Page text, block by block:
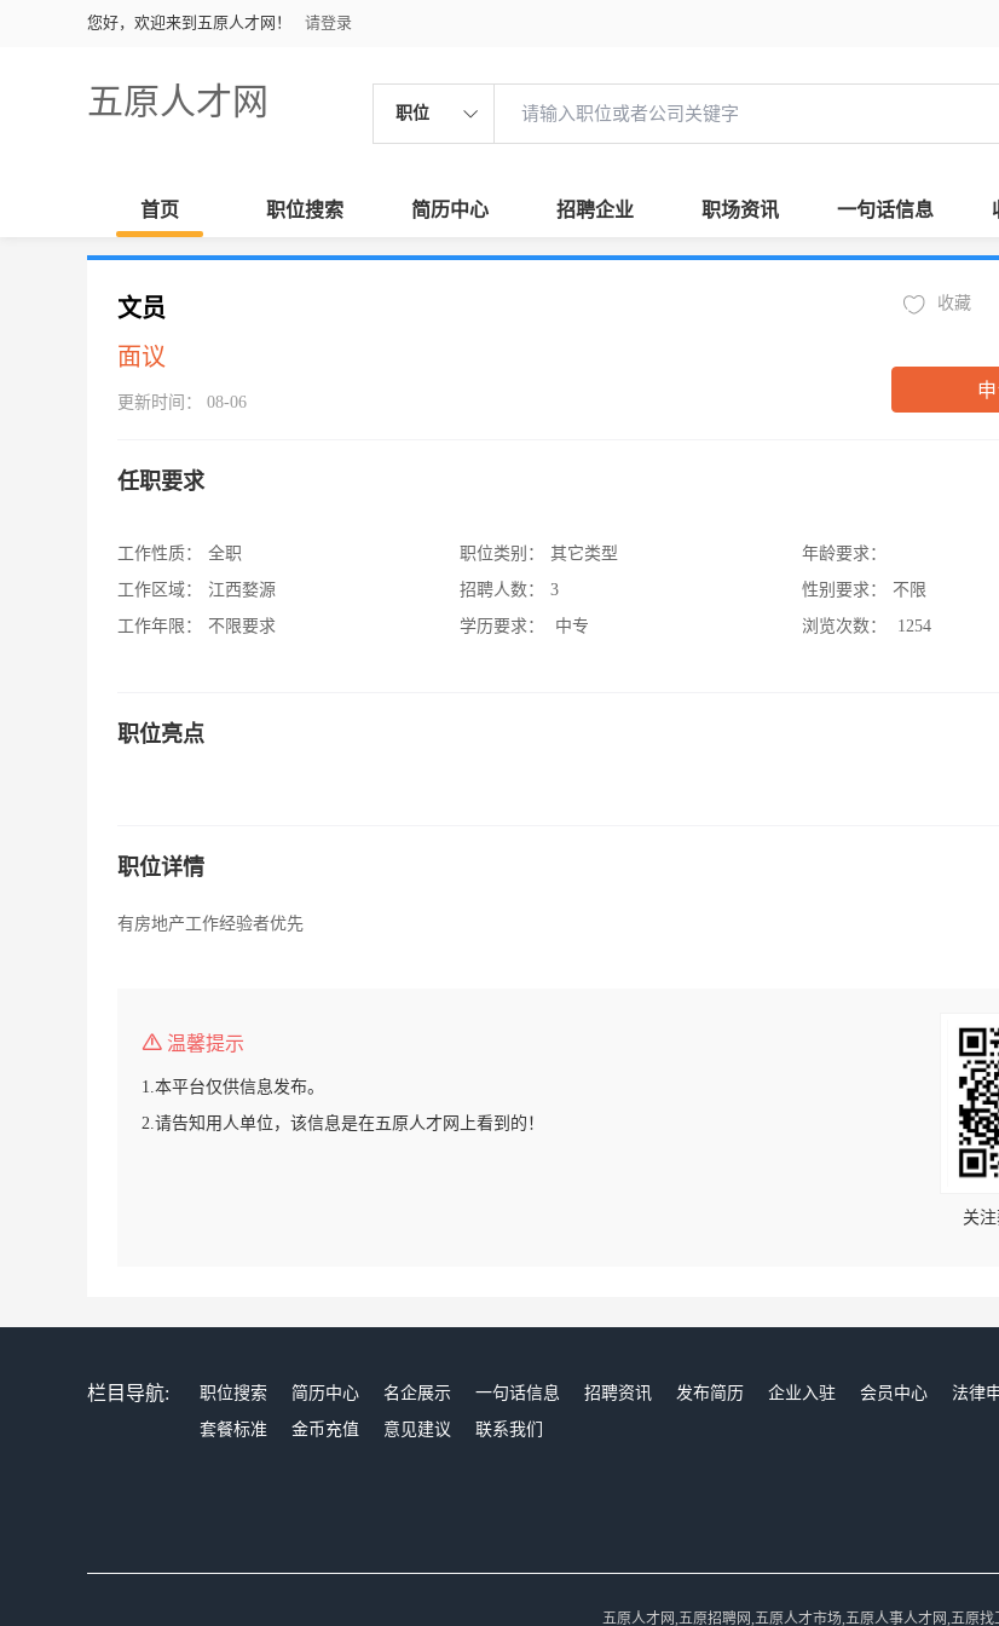
您好，欢迎来到五原人才网！ 请登录
五原人才网 职位
首页 职位搜索 简历中心 招聘企业 职场资讯 一句话信息
文员
面议
更新时间： 08-06
收藏
任职要求
工作性质：
全职
工作区域：
江西婺源
工作年限：
不限要求
职位类别：
其它类型
招聘人数：
3
学历要求：
中专
年龄要求：
性别要求：
不限
浏览次数：
1254
职位亮点
职位详情
有房地产工作经验者优先
温馨提示
1.本平台仅供信息发布。
2.请告知用人单位，该信息是在五原人才网上看到的！
关
栏目导航: 职位搜索 简历中心 名企展示 一句话信息 招聘资讯 发布简历 企业入驻 会员中心
法律
套餐标准
金币充值 意见建议 联系我们
五原人才网,五原招聘网,五原人才市场,五原人事人才网,五原找